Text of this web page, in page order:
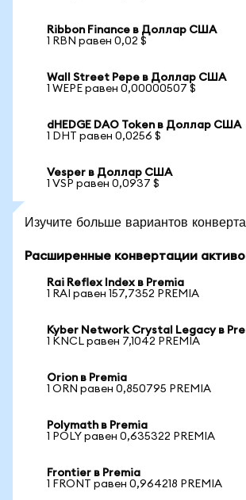
Ribbon Finance в Доллар США
1 RBN равен 0,02 $
Wall Street Pepe в Доллар США
1 WEPE равен 0,00000507 $
dHEDGE DAO Token в Доллар США
1 DHT равен 0,0256 $
Vesper в Доллар США
1 VSP равен 0,0937 $
Изучите больше вариантов
Расширенные конвертации
Rai Reflex Index в Premia
1 RAI равен 157,7352 PREMIA
Kyber Network Crystal Legacy в
1 KNCL равен 7,1042 PREMIA
Orion в Premia
1 ORN равен 0,850795 PREMIA
Polymath в Premia
1 POLY равен 0,635322 PREMIA
Frontier в Premia
1 FRONT равен 0,964218 PREMIA